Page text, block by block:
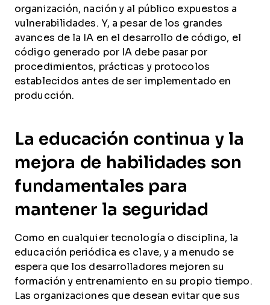
organización, nación y al público expuestos a
vulnerabilidades. Y, a pesar de los grandes
avances de la IA en el desarrollo de código, el
código generado por IA debe pasar por
procedimientos, prácticas y protocolos
establecidos antes de ser implementado en
producción.
La educación continua y la
mejora de habilidades son
fundamentales para
mantener la seguridad
Como en cualquier tecnología o disciplina, la
educación periódica es clave, y a menudo se
espera que los desarrolladores mejoren su
formación y entrenamiento en su propio tiempo.
Las organizaciones que desean evitar que sus